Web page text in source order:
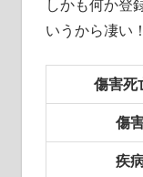
しかも何か登
いうから凄い！
傷害死
傷
疾